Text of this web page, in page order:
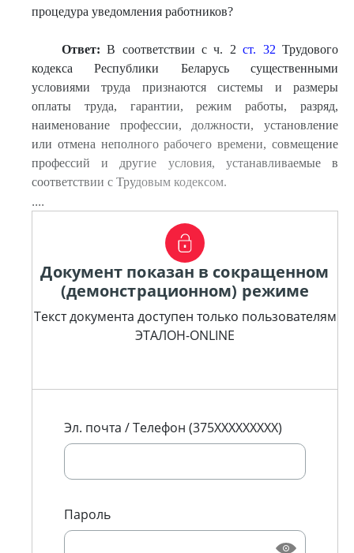
процедура уведомления работников?
Ответ: В соответствии с ч. 2ст. 32 Трудового
кодекса Республики Беларусь существенными
условиями труда признаются системы и размеры
оплаты труда, гарантии, режим работы, разряд,
наименование профессии, должности, установление
или отмена неполного рабочего времени, совмещение
профессий и другие условия, устанавливаемые в
соответствии с Трудовым кодексом.
....
Документ показан в сокращенном
(демонстрационном) режиме
Текст документа доступен только пользователям
ЭТАЛОН-ONLINE
Эл. почта / Телефон (375XXXXXXXXX)
Пароль